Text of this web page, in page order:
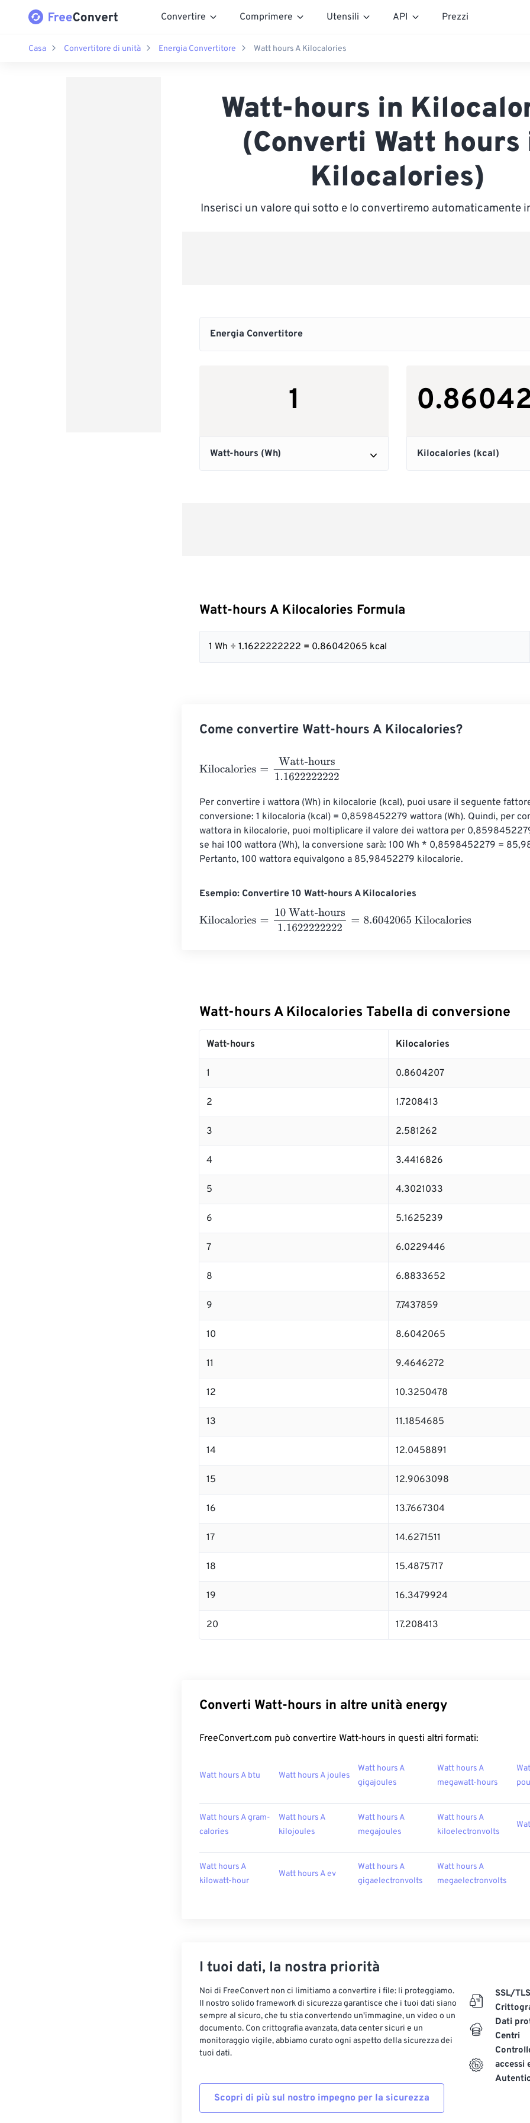
Convertire Comprimere Utensili API Prezzi
Casa Convertitore di unità Energia Convertitore Watt hours A Kilocalories
Watt-hours in
(Converti Watt hours
Kilocalories)
Inserisci un valore qui sotto e lo convertiremo automaticamente
Watt-hours A Kilocalories Formula
1 Wh ÷ 1.1622222222 = 0.86042065 kcal
Come convertire Watt-hours A Kilocalories?
Kilocalories Watt-hours1.1622222222
Per convertire i wattora (Wh) in kilocalorie (kcal), puoi usare il seguente
conversione: 1 kilocaloria (kcal) = 0,8598452279 wattora (Wh). Quindi, per
wattora in kilocalorie, puoi moltiplicare il valore dei wattora per
se hai 100 wattora (Wh), la conversione sarà: 100 Wh * 0,8598452279 =
Pertanto, 100 wattora equivalgono a 85,98452279 kilocalorie.
Esempio: Convertire 10 Watt-hours A Kilocalories
Kilocalories
10 Watt-hours1.1622222222=8.6042065 Kilocalories
Watt-hours A Kilocalories Tabella di conversione
Watt-hours Kilocalories
1 0.8604207
2 1.7208413
3 2.581262
4 3.4416826
5 4.3021033
6 5.1625239
7 6.0229446
8 6.8833652
9 7.7437859
10 8.6042065
11 9.4646272
12 10.3250478
13 11.1854685
14 12.0458891
15 12.9063098
16 13.7667304
17 14.6271511
18 15.4875717
19 16.3479924
20 17.208413
Converti Watt-hours in altre unità energy
FreeConvert.com può convertire Watt-hours in questi altri formati:
Watt hours A btu Watt hours A joules
Watt hours A
gigajoules
Watt hours A
megawatt-hours
Watt hours A gram-
calories
Watt hours A
kilojoules
Watt hours A
megajoules
Watt hours A
kiloelectronvolts
Watt hours A
kilowatt-hour
Watt hours A ev
Watt hours A
gigaelectronvolts
Watt hours A
megaelectronvolts
I tuoi dati, la nostra priorità
Noi di FreeConvert non ci limitiamo a convertire i file: li proteggiamo.
Il nostro solido framework di sicurezza garantisce che i tuoi dati siano
sempre al sicuro, che tu stia convertendo un'immagine, un video o un
documento. Con crittografia avanzata, data center sicuri e un
monitoraggio vigile, abbiamo curato ogni aspetto della sicurezza dei
tuoi dati.
Scopri di più sul nostro impegno per la sicurezza
SSL/TLS
Dati
Centri
accessi